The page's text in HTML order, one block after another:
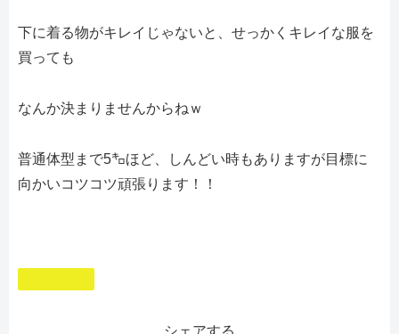
下に着る物がキレイじゃないと、せっかくキレイな服を
買っても
なんか決まりませんからねｗ
普通体型まで5㌔ほど、しんどい時もありますが目標に
向かいコツコツ頑張ります！！
シェアする